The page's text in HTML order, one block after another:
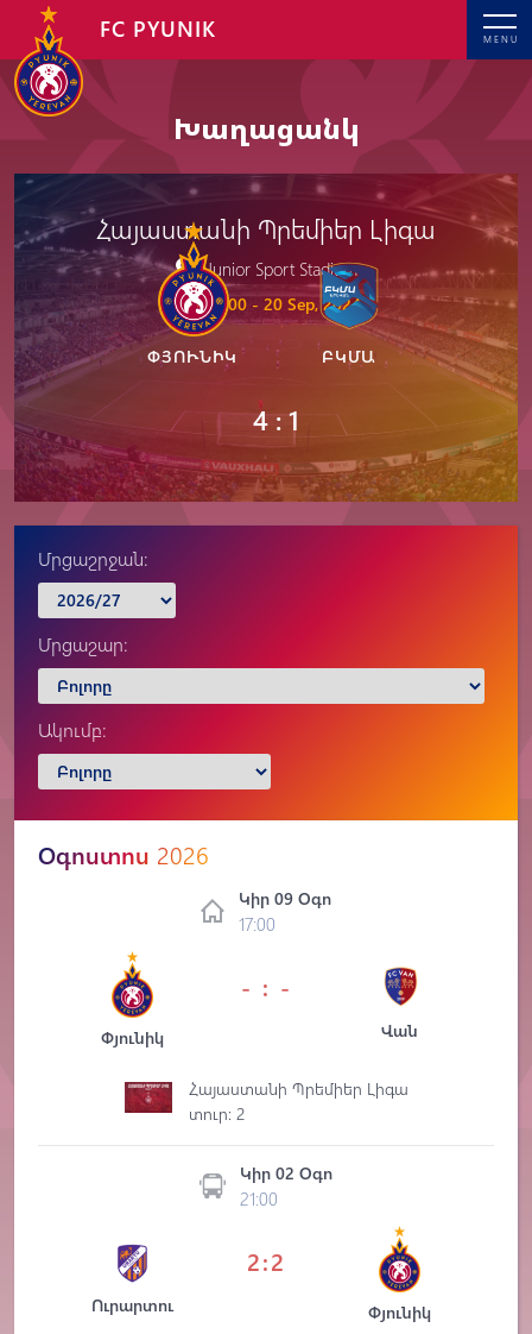
MENU
FC PYUNIK
Խաղացանկ
Հայաստանի Պրեմիեր Լիգա
Junior Sport Stadium
19: 00 - 20 Sep, 2024
ՓՅՈՒՆԻԿ
4 : 1
ԲԿՄԱ
Մրցաշրջան:
Մրցաշար:
Ակումբ:
Օգոստոս 2026
Կիր 09 Օգո
17:00
Փյունիկ
- : -
Վան
Հայաստանի Պրեմիեր Լիգա
տուր: 2
Կիր 02 Օգո
21:00
Ուրարտու
2:2
Փյունիկ